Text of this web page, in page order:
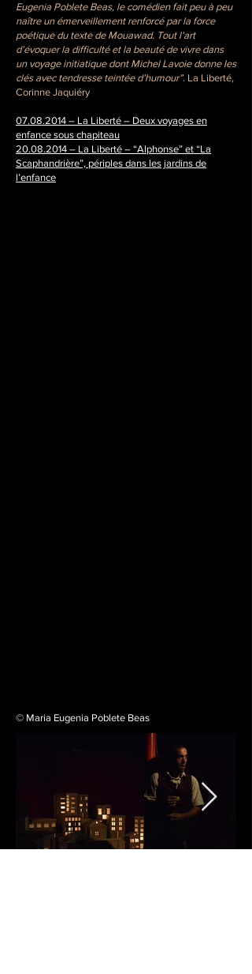
Eugenia Poblete Beas, le comédien fait peu à peu
naître un émerveillement renforcé par la force
poétique du texte de Mouawad. Tout l’art
d’évoquer la difficulté et la beauté de vivre dans
un voyage initiatique dont Michel Lavoie donne les
clés avec tendresse teintée d’humour”. La Liberté,
Corinne Jaquiéry
07.08.2014 – La Liberté – Deux voyages en
enfance sous chapiteau
20.08.2014 – La Liberté – “Alphonse” et “La
Scaphandrière”, périples dans les jardins de
l’enfance
© Maria Eugenia Poblete Beas